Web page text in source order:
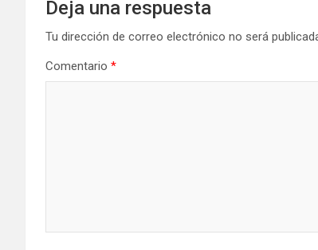
Deja una respuesta
Tu dirección de correo electrónico no será
Comentario *